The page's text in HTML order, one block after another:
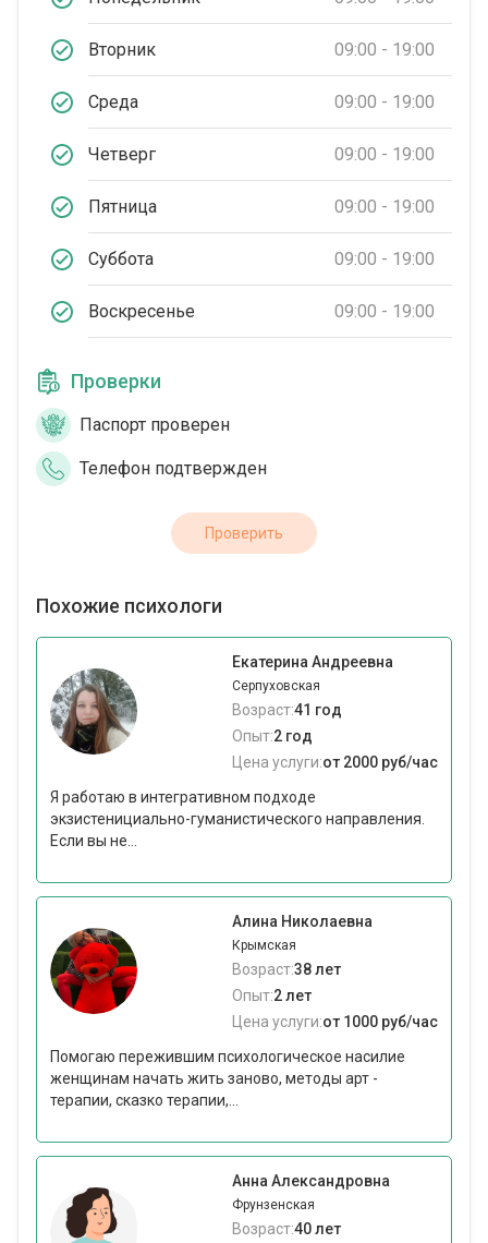
Вторник 09:00 - 19:00
Среда 09:00 - 19:00
Четверг 09:00 - 19:00
Пятница 09:00 - 19:00
Суббота 09:00 - 19:00
Воскресенье 09:00 - 19:00
Проверки
Паспорт проверен
Телефон подтвержден
Проверить
Похожие психологи
Екатерина Андреевна
Серпуховская
Возраст:41 год
Опыт:2 год
Цена услуги:от 2000 руб/час
Я работаю в интегративном подходе
экзистенициально-гуманистического направления.
Если вы не...
Алина Николаевна
Крымская
Возраст:38 лет
Опыт:2 лет
Цена услуги:от 1000 руб/час
Помогаю пережившим психологическое насилие
женщинам начать жить заново, методы арт -
терапии, сказко терапии,...
Анна Александровна
Фрунзенская
Возраст:40 лет